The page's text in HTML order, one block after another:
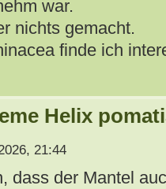
war.
nichts gemacht.
finde ich
Helix
21:44
dass der Mantel